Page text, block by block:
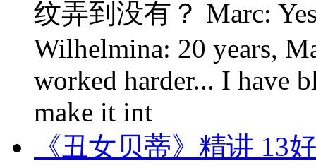
纹弄到没有？ Marc:
Wilhelmina: 20 years,
worked harder... I have
make it int
《丑女贝蒂》精讲 13